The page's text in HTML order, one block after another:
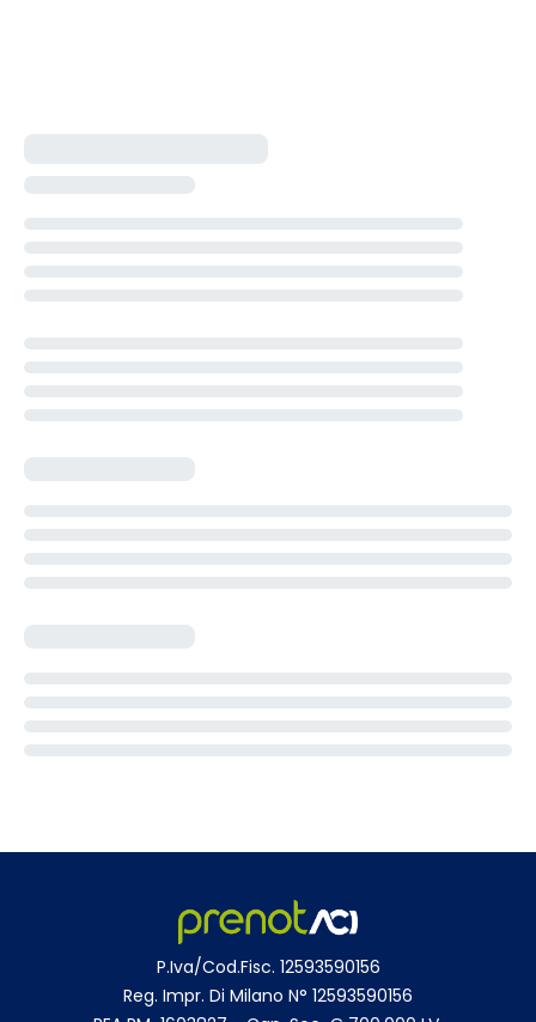
P.Iva/Cod.Fisc. 12593590156
Reg. Impr. Di Milano N° 12593590156